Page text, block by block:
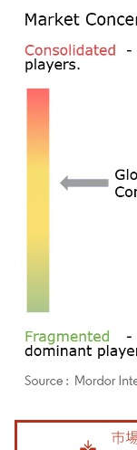
画像 © Mordor